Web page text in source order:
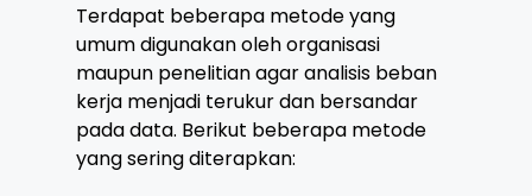
Terdapat beberapa metode yang
umum digunakan oleh organisasi
maupun penelitian agar analisis beban
kerja menjadi terukur dan bersandar
pada data. Berikut beberapa metode
yang sering diterapkan: